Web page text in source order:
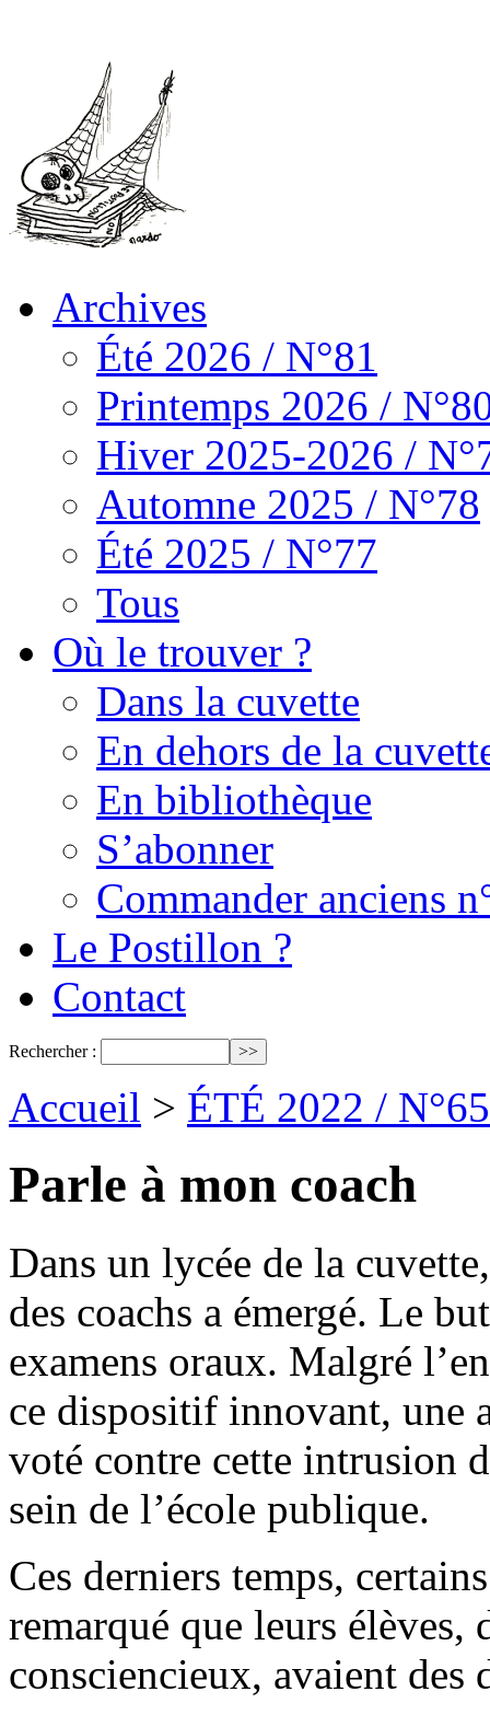
Archives
Été 2026 / N°81
Printemps 2026 /
Hiver 2025-2026 /
Automne 2025 / N°78
Été 2025 / N°77
Tous
Où le trouver ?
Dans la cuvette
En dehors de la
En bibliothèque
S’abonner
Commander anciens
Le Postillon ?
Contact
Rechercher :
Accueil > ÉTÉ 2022 / N°65
Parle à mon coach
Dans un lycée de la
des coachs a émergé. Le
examens oraux. Malgré
ce dispositif innovant, une
voté contre cette intrusion
sein de l’école publique.
Ces derniers temps,
remarqué que leurs élèves,
consciencieux, avaient